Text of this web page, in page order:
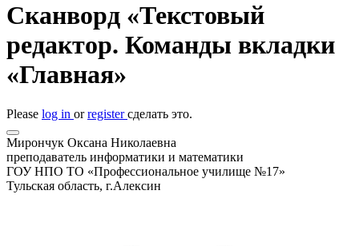
Сканворд «Текстовый
редактор. Команды вкладки
«Главная»
Please log in orregisterсделать это.
Мирончук Оксана Николаевна
преподаватель информатики и математики
ГОУ НПО ТО «Профессиональное училище №17»
Тульская область, г.Алексин